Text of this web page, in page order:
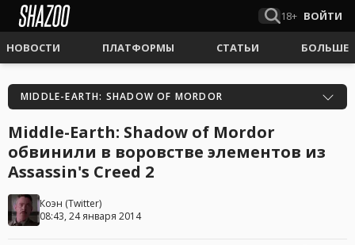
18+ ВОЙТИ
НОВОСТИ ПЛАТФОРМЫ СТАТЬИ БОЛЬШЕ
MIDDLE-EARTH: SHADOW OF MORDOR
Middle-Earth: Shadow of Mordor
обвинили в воровстве элементов из
Assassin's Creed 2
Коэн (Twitter)
08:43, 24 января 2014